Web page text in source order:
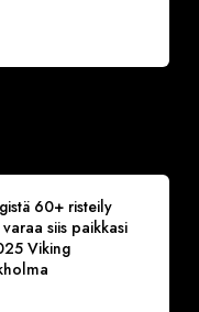
60+ risteily
siis paikkasi
Viking